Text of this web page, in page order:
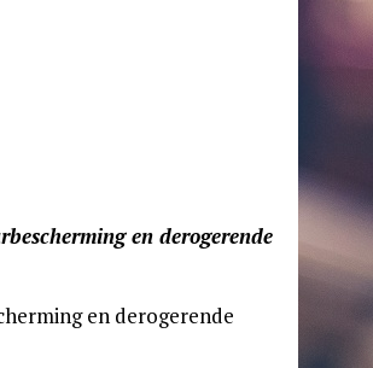
en derogerende
en derogerende